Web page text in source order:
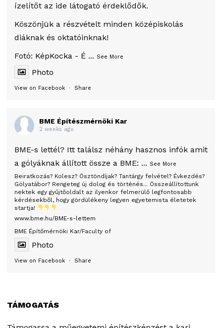
ízelítőt az ide látogató érdeklődők.
Köszönjük a részvételt minden középiskolás
diáknak és oktatóinknak!
Fotó: KépKocka - É ... See More
Photo
View on Facebook · Share
BME Építészmérnöki Kar
2 weeks ago
BME-s lettél? Itt találsz néhány hasznos infók amit
a gólyáknak állított össze a BME:
Beiratkozás? Kolesz? Ösztöndíjak? Tantárgy felvétel? Évkezdés?
Gólyatábor? Rengeteg új dolog és történés... Összeállítottunk
nektek egy gyűjtőoldalt az ilyenkor felmerülő legfontosabb
kérdésekből, hogy gördülékeny legyen egyetemista életetek
startja!
www.bme.hu/BME-s-lettem
BME Építőmérnöki Kar/Faculty of
... See More
Photo
View on Facebook · Share
TÁMOGATÁS